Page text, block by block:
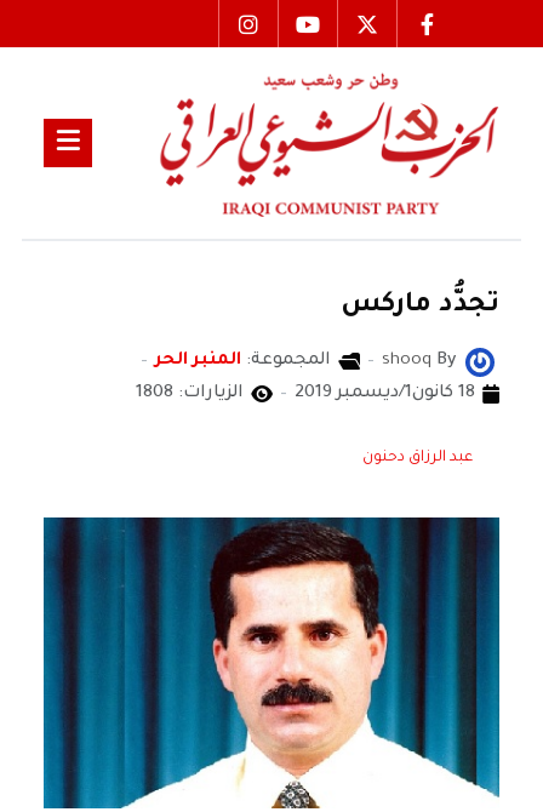
تجدُّد ماركس
By
shooq المجموعة: المنبر الحر
18 كانون1/ديسمبر 2019
الزيارات: 1808
عبد الرزاق دحنون